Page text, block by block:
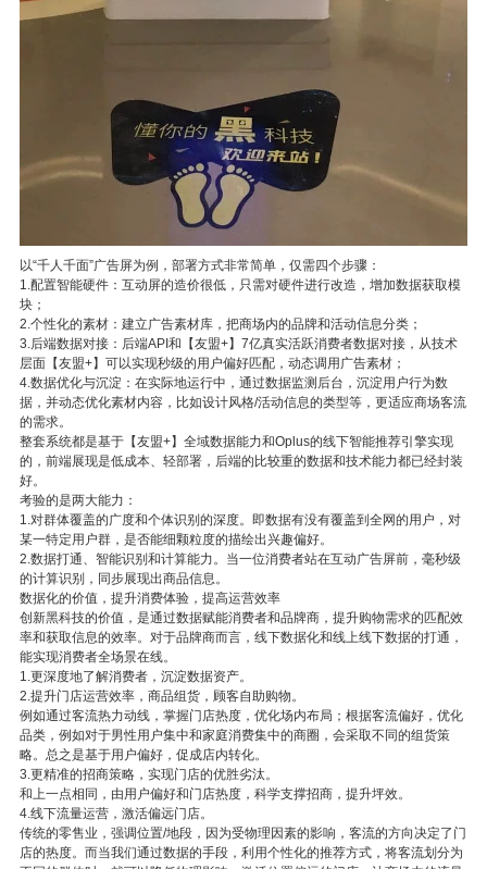
以“千人千面”广告屏为例，部署方式非常简单，仅需四个步骤：
1.配置智能硬件：互动屏的造价很低，只需对硬件进行改造，增加数据获取模
块；
2.个性化的素材：建立广告素材库，把商场内的品牌和活动信息分类；
3.后端数据对接：后端API和【友盟+】7亿真实活跃消费者数据对接，从技术
层面【友盟+】可以实现秒级的用户偏好匹配，动态调用广告素材；
4.数据优化与沉淀：在实际地运行中，通过数据监测后台，沉淀用户行为数
据，并动态优化素材内容，比如设计风格/活动信息的类型等，更适应商场客流
的需求。
整套系统都是基于【友盟+】全域数据能力和Oplus的线下智能推荐引擎实现
的，前端展现是低成本、轻部署，后端的比较重的数据和技术能力都已经封装
好。
考验的是两大能力：
1.对群体覆盖的广度和个体识别的深度。即数据有没有覆盖到全网的用户，对
某一特定用户群，是否能细颗粒度的描绘出兴趣偏好。
2.数据打通、智能识别和计算能力。当一位消费者站在互动广告屏前，毫秒级
的计算识别，同步展现出商品信息。
数据化的价值，提升消费体验，提高运营效率
创新黑科技的价值，是通过数据赋能消费者和品牌商，提升购物需求的匹配效
率和获取信息的效率。对于品牌商而言，线下数据化和线上线下数据的打通，
能实现消费者全场景在线。
1.更深度地了解消费者，沉淀数据资产。
2.提升门店运营效率，商品组货，顾客自助购物。
例如通过客流热力动线，掌握门店热度，优化场内布局；根据客流偏好，优化
品类，例如对于男性用户集中和家庭消费集中的商圈，会采取不同的组货策
略。总之是基于用户偏好，促成店内转化。
3.更精准的招商策略，实现门店的优胜劣汰。
和上一点相同，由用户偏好和门店热度，科学支撑招商，提升坪效。
4.线下流量运营，激活偏远门店。
传统的零售业，强调位置/地段，因为受物理因素的影响，客流的方向决定了门
店的热度。而当我们通过数据的手段，利用个性化的推荐方式，将客流划分为